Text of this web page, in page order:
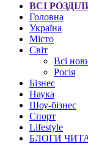
ВСІ
Головна
Україна
Місто
Світ
Всі
Росія
Бізнес
Наука
Шоу-бізнес
Спорт
Lifestyle
БЛОГИ